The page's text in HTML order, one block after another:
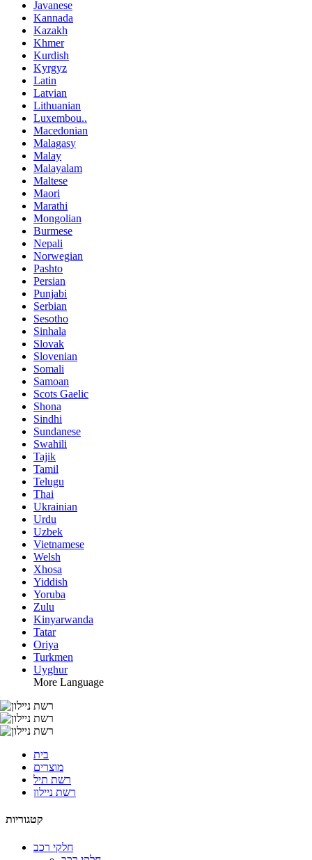
Javanese
Kannada
Kazakh
Khmer
Kurdish
Kyrgyz
Latin
Latvian
Lithuanian
Luxembou..
Macedonian
Malagasy
Malay
Malayalam
Maltese
Maori
Marathi
Mongolian
Burmese
Nepali
Norwegian
Pashto
Persian
Punjabi
Serbian
Sesotho
Sinhala
Slovak
Slovenian
Somali
Samoan
Scots Gaelic
Shona
Sindhi
Sundanese
Swahili
Tajik
Tamil
Telugu
Thai
Ukrainian
Urdu
Uzbek
Vietnamese
Welsh
Xhosa
Yiddish
Yoruba
Zulu
Kinyarwanda
Tatar
Oriya
Turkmen
Uyghur
More Language
בית
מוצרים
רשת תיל
רשת ניילון
קטגוריות
חלקי רכב